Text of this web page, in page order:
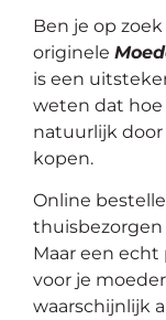
soort
Producten
op
thema
Maatwerk
Cursussen
Ben je op
originele
is een
weten dat hoe
natuurlijk door
kopen.
Online
thuisbezorgen
Maar een
voor je
waarschijnlijk